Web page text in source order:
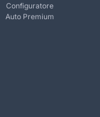
Configuratore
Auto Premium